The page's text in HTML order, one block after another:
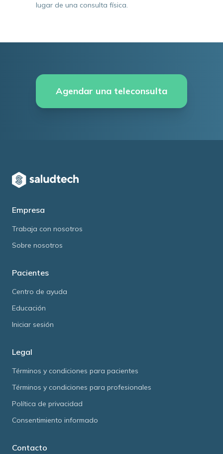
lugar de una consulta física.
Agendar una teleconsulta
Empresa
Trabaja con nosotros
Sobre nosotros
Pacientes
Centro de ayuda
Educación
Iniciar sesión
Legal
Términos y condiciones para pacientes
Términos y condiciones para profesionales
Política de privacidad
Consentimiento informado
Contacto